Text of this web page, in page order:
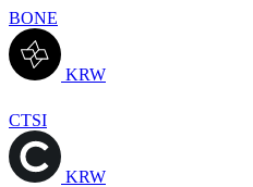
BONE
KRW
CTSI
KRW